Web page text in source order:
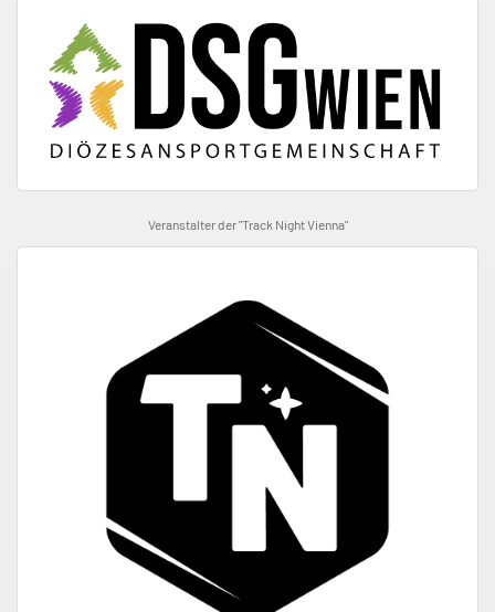
Veranstalter der "Track Night Vienna"